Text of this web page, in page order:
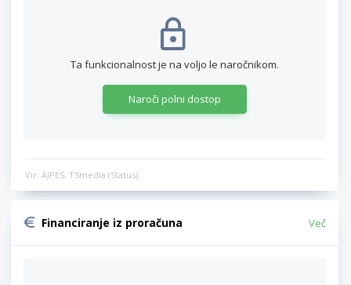
Ta funkcionalnost je na voljo le naročnikom.
Naroči polni dostop
Vir: AJPES, TSmedia (Status)
Financiranje iz proračuna Več